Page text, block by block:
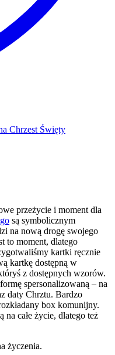
Chrzest Święty
przeżycie i moment dla
są symbolicznym
na nową drogę swojego
to moment, dlatego
kartki ręcznie
kartkę dostępną w
z dostępnych wzorów.
spersonalizowaną – na
daty Chrztu. Bardzo
box komunijny.
na całe życie, dlatego też
życzenia.